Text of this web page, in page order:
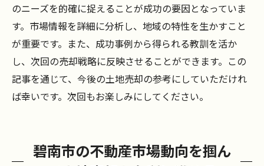
のニーズを的確に捉えることが成功の要因となっていま
す。市場情報を詳細に分析し、地域の特性を生かすこと
が重要です。また、成功事例から得られる教訓を活か
し、次回の売却戦略に反映させることができます。この
記事を通じて、今後の土地売却の参考にしていただけれ
ば幸いです。次回もお楽しみにしてください。
碧南市の不動産市場動向を掴ん